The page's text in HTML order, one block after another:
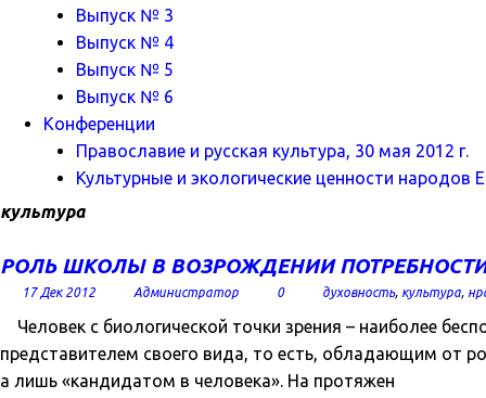
Выпуск № 3
Выпуск № 4
Выпуск № 5
Выпуск № 6
Конференции
Православие и русская культура, 30 мая 2012 г.
Культурные и экологические ценности народов
культура
РОЛЬ ШКОЛЫ В ВОЗРОЖДЕНИИ
17 Дек 2012 Администратор 0 духовность, культура,
Человек с биологической точки зрения – наиболее
представителем своего вида, то есть, обладающим от
а лишь «кандидатом в человека». На протяжен